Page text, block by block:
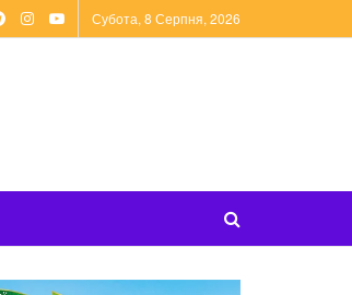
Субота, 8 Серпня, 2026